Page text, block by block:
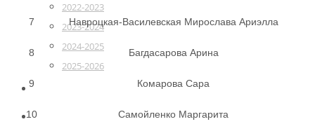
2022-2023
2023-2024
2024-2025
2025-2026
РАСПИСАНИЕ
7 Навроцкая-Василевская Мирослава Ариэлла
8 Багдасарова Арина
9 Комарова Сара
10 Самойленко Маргарита